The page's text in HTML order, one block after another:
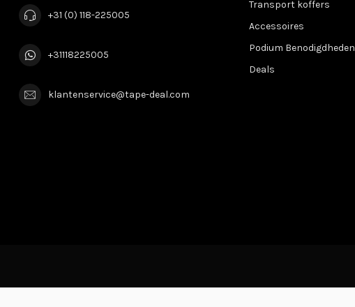
+31 (0) 118-225005
+31118225005
klantenservice@tape-deal.com
Transport koffers
Accessoires
Podium Benodigdheden
Deals